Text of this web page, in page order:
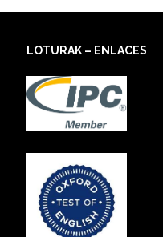
LOTURAK – ENLACES